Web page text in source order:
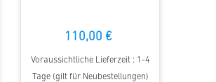
110,00 €
Voraussichtliche Lieferzeit : 1-4
Tage (gilt für Neubestellungen)